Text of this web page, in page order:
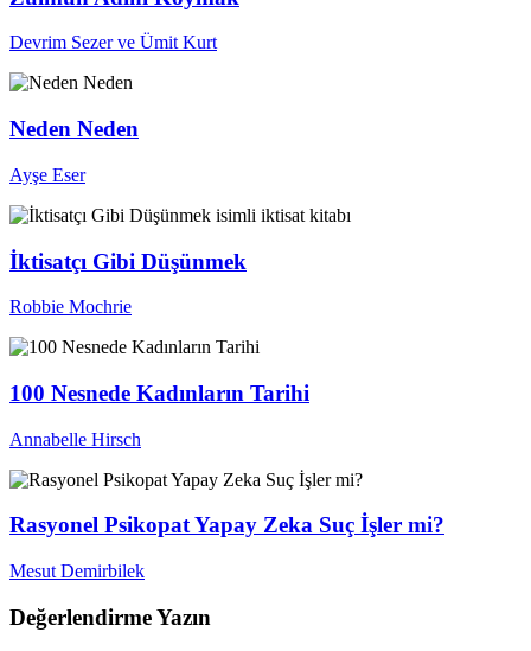
Devrim Sezer ve Ümit Kurt
Neden Neden
Ayşe Eser
İktisatçı Gibi Düşünmek
Robbie Mochrie
100 Nesnede Kadınların Tarihi
Annabelle Hirsch
Rasyonel Psikopat Yapay Zeka Suç İşler mi?
Mesut Demirbilek
Değerlendirme Yazın